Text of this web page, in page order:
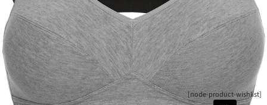
[node-product-wishlist]